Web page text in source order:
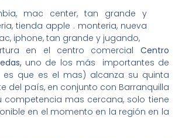
en el centro comercial Centro
uno de los más importantes de
que es el mas) alcanza su quinta
del país, en conjunto con Barranquilla
competencia mas cercana, solo tiene
en el momento en la región en la